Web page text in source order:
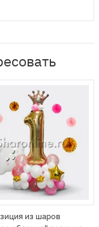
из шаров